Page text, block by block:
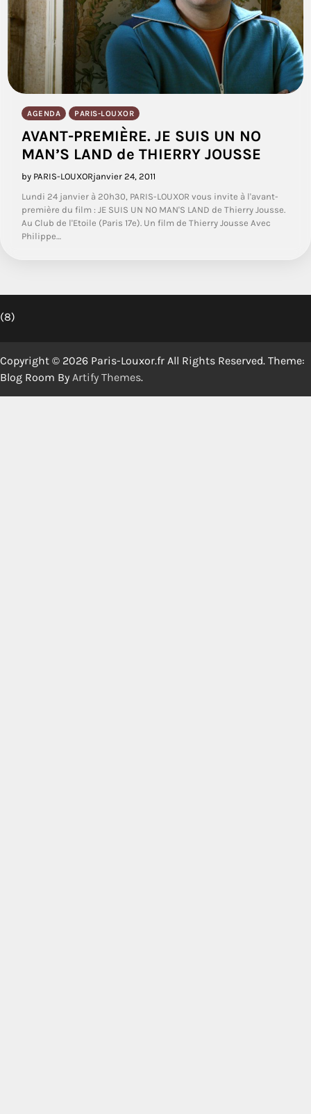
AGENDA PARIS-LOUXOR
AVANT-PREMIÈRE. JE SUIS UN NO
MAN’S LAND de THIERRY JOUSSE
by PARIS-LOUXORjanvier 24, 2011
Lundi 24 janvier à 20h30, PARIS-LOUXOR vous invite à l'avant-
première du film : JE SUIS UN NO MAN'S LAND de Thierry Jousse.
Au Club de l'Etoile (Paris 17e). Un film de Thierry Jousse Avec
Philippe…
(8)
Copyright © 2026 Paris-Louxor.fr All Rights Reserved. Theme:
Blog Room By Artify Themes.